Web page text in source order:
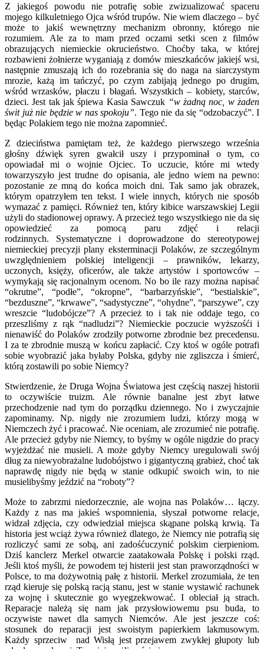
Z jakiegoś powodu nie potrafię sobie zwizualizować spaceru
mojego kilkuletniego Ojca wśród trupów. Nie wiem dlaczego – być
może to jakiś wewnętrzny mechanizm obronny, którego nie
rozumiem. Ale za to mam przed oczami setki scen z filmów
obrazujących niemieckie okrucieństwo. Choćby taka, w której
rozbawieni żołnierze wyganiają z domów mieszkańców jakiejś wsi,
następnie zmuszają ich do rozebrania się do naga na siarczystym
mrozie, każą im tańczyć, po czym zabijają jednego po drugim,
wśród wrzasków, płaczu i błagań. Wszystkich – kobiety, starców,
dzieci. Jest tak jak śpiewa Kasia Sawczuk “w żadną noc, w żaden
świt już nie będzie w nas spokoju”. Tego nie da się “odzobaczyć”. I
będąc Polakiem tego nie można zapomnieć.
Z dzieciństwa pamiętam też, że każdego pierwszego września
głośny dźwięk syren gwałcił uszy i przypominał o tym, co
opowiadał mi o wojnie Ojciec. To uczucie, które mi wtedy
towarzyszyło jest trudne do opisania, ale jedno wiem na pewno:
pozostanie ze mną do końca moich dni. Tak samo jak obrazek,
którym opatrzyłem ten tekst. I wiele innych, których nie sposób
wymazać z pamięci. Również ten, który kibice warszawskiej Legii
użyli do stadionowej oprawy. A przecież tego wszystkiego nie da się
opowiedzieć za pomocą paru zdjęć i relacji
rodzinnych. Systematyczne i doprowadzone do stereotypowej
niemieckiej precyzji plany eksterminacji Polaków, ze szczególnym
uwzględnieniem polskiej inteligencji – prawników, lekarzy,
uczonych, księży, oficerów, ale także artystów i sportowców –
wymykają się racjonalnym ocenom. No bo ile razy można napisać
“okrutne”, “podłe”, “okropne”, “barbarzyńskie”, “bestialskie”,
“bezduszne”, “krwawe”, “sadystyczne”, “ohydne”, “parszywe”, czy
wreszcie “ludobójcze”? A przecież to i tak nie oddaje tego, co
przeszliśmy z rąk “nadludzi”? Niemieckie poczucie wyższośći i
nienawiść do Polaków zrodziły potworne zbrodnie bez precedensu.
I za te zbrodnie muszą w końcu zapłacić. Czy ktoś w ogóle potrafi
sobie wyobrazić jaka byłaby Polska, gdyby nie zgliszcza i śmierć,
którą zostawili po sobie Niemcy?
Stwierdzenie, że Druga Wojna Światowa jest częścią naszej historii
to oczywiście truizm. Ale równie banalne jest zbyt łatwe
przechodzenie nad tym do porządku dziennego. No i zwyczajnie
zapominamy. Np. nigdy nie zrozumiem ludzi, którzy mogą w
Niemczech żyć i pracować. Nie oceniam, ale zrozumieć nie potrafię.
Ale przecież gdyby nie Niemcy, to byśmy w ogóle nigdzie do pracy
wyjeżdżać nie musieli. A może gdyby Niemcy uregulowali swój
dług za niewyobrażalne ludobójstwo i gigantyczną grabież, choć tak
naprawdę nigdy nie będą w stanie odkupić swoich win, to nie
musielibyśmy jeździć na “roboty”?
Może to zabrzmi niedorzecznie, ale wojna nas Polaków… łączy.
Każdy z nas ma jakieś wspomnienia, słyszał potworne relacje,
widzał zdjęcia, czy odwiedział miejsca skąpane polską krwią. Ta
historia jest wciąż żywa również dlatego, że Niemcy nie potrafią się
rozliczyć sami ze sobą, ani zadośćuczynić polskim cierpieniom.
Dziś kanclerz Merkel otwarcie zaatakowała Polskę i polski rząd.
Jeśli ktoś myśli, że powodem tej histerii jest stan praworządności w
Polsce, to ma dożywotnią pałę z historii. Merkel zrozumiała, że ten
rząd kieruje się polską racją stanu, jest w stanie wystawić rachunek
za wojnę i skutecznie go wyegzekwować. I obleciał ją strach.
Reparacje należą się nam jak przysłowiowemu psu buda, to
oczywiste nawet dla samych Niemców. Ale jest jeszcze coś:
stosunek do reparacji jest swoistym papierkiem lakmusowym.
Każdy sprzeciw nad Wisłą jest przejawem zwykłej głupoty lub